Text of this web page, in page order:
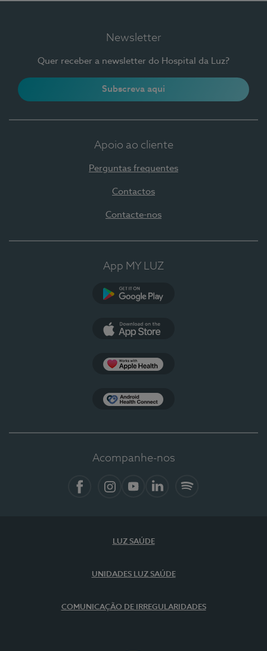
Newsletter
Quer receber a newsletter do Hospital da Luz?
Subscreva aqui
Apoio ao cliente
Perguntas frequentes
Contactos
Contacte-nos
App MY LUZ
Acompanhe-nos
LUZ SAÚDE
UNIDADES LUZ SAÚDE
COMUNICAÇÃO DE IRREGULARIDADES